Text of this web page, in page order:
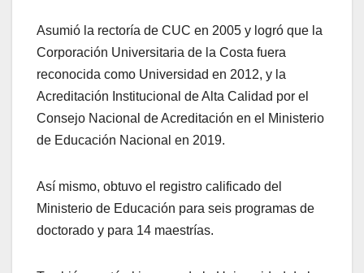
Asumió la rectoría de CUC en 2005 y logró que la
Corporación Universitaria de la Costa fuera
reconocida como Universidad en 2012, y la
Acreditación Institucional de Alta Calidad por el
Consejo Nacional de Acreditación en el Ministerio
de Educación Nacional en 2019.
Así mismo, obtuvo el registro calificado del
Ministerio de Educación para seis programas de
doctorado y para 14 maestrías.